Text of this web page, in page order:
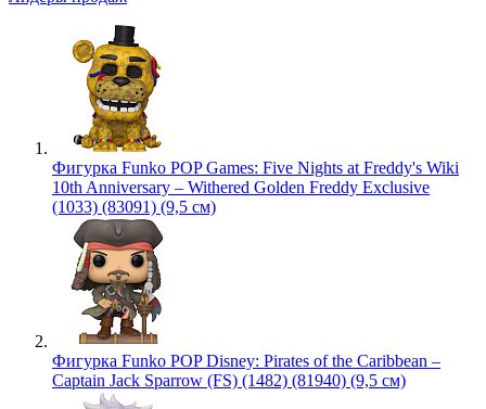
Фигурка Funko POP Games: Five Nights at Freddy's Wiki
10th Anniversary – Withered Golden Freddy Exclusive
(1033) (83091) (9,5 см)
Фигурка Funko POP Disney: Pirates of the Caribbean –
Captain Jack Sparrow (FS) (1482) (81940) (9,5 см)